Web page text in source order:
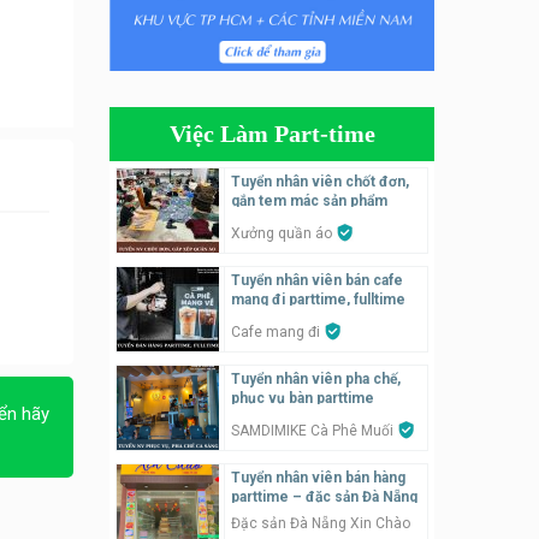
hãy
Tuyển nhân viên tiếp thực,
phục vụ bàn
– hỗ trợ ăn ở
Quán bánh đa cua
parttime
Tuyển nhân viên bán hàng
parttime
Húp Tea
Tuyển nhân viên pha chế
tiệm trà sữa
TRÀ SỮA THÁI LAN
Việc Làm Part-time
Tuyển nhân viên chốt đơn,
gắn tem mác sản phẩm
Xưởng quần áo
Tuyển nhân viên bán cafe
mang đi parttime, fulltime
Cafe mang đi
Tuyển nhân viên pha chế,
phục vụ bàn parttime
SAMDIMIKE Cà Phê Muối
Tuyển nhân viên bán hàng
parttime – đặc sản Đà Nẵng
Đặc sản Đà Nẵng Xin Chào